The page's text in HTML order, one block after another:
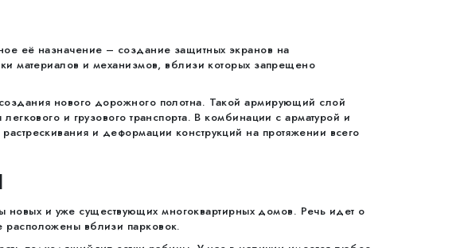
её назначение – создание защитных экранов на
материалов и механизмов, вблизи которых запрещено
нового дорожного полотна. Такой армирующий слой
и грузового транспорта. В комбинации с арматурой и
и деформации конструкций на протяжении всего
новых и уже существующих многоквартирных домов. Речь идет о
расположены вблизи парковок.